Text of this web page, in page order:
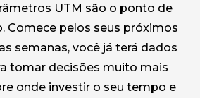
UTM são o ponto de
Comece pelos seus próximos
semanas, você já terá dados
tomar decisões muito mais
onde investir o seu tempo e